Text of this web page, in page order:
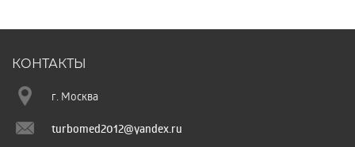
КОНТАКТЫ
г. Москва
turbomed2012@yandex.ru